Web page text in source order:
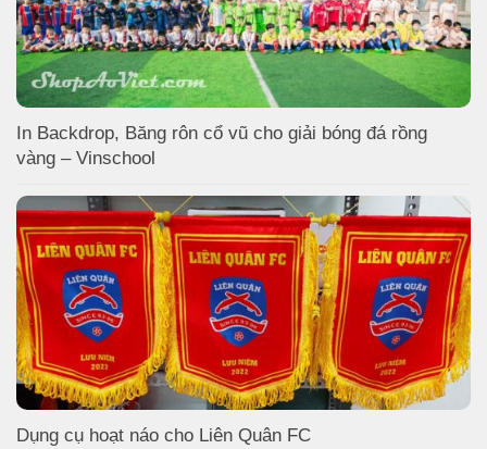
In Backdrop, Băng rôn cổ vũ cho giải bóng đá rồng
vàng – Vinschool
Dụng cụ hoạt náo cho Liên Quân FC